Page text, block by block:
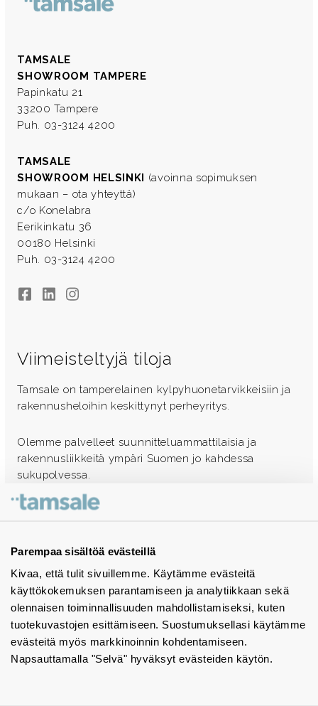
Parempaa sisältöä evästeillä
Kivaa, että tulit sivuillemme. Käytämme evästeitä
käyttökokemuksen parantamiseen ja analytiikkaan sekä
olennaisen toiminnallisuuden mahdollistamiseksi, kuten
tuotekuvastojen esittämiseen. Suostumuksellasi käytämme
evästeitä myös markkinoinnin kohdentamiseen.
Napsauttamalla "Selvä" hyväksyt evästeiden käytön.
TAMSALE
SHOWROOM TAMPERE
Papinkatu 21
33200 Tampere
Puh. 03-3124 4200
TAMSALE
SHOWROOM HELSINKI (avoinna sopimuksen
mukaan – ota yhteyttä)
c/o Konelabra
Eerikinkatu 36
00180 Helsinki
Puh. 03-3124 4200
FacebookLinkedInInstagram
Viimeisteltyjä tiloja
Tamsale on tamperelainen kylpyhuonetarvikkeisiin ja
rakennusheloihin keskittynyt perheyritys.
Olemme palvelleet suunnitteluammattilaisia ja
rakennusliikkeitä ympäri Suomen jo kahdessa
sukupolvessa.
Ota yhteyttä - autamme mielellämme
Tuotekuvastot
Instagram
BIM-objektit
Yhteystiedot
Tiedotteet